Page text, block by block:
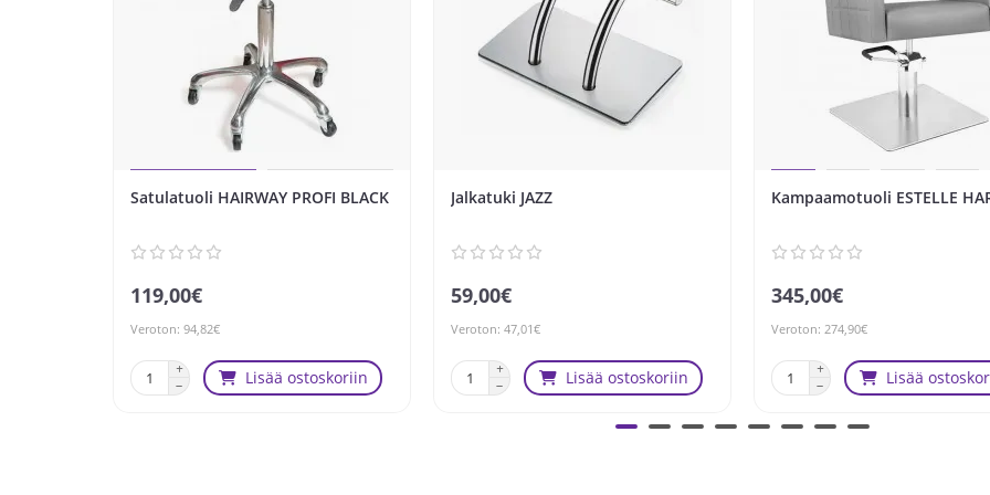
Satulatuoli HAIRWAY PROFI BLACK
119,00€
Veroton: 94,82€
Lisää ostoskoriin
Jalkatuki JAZZ
59,00€
Veroton: 47,01€
Lisää ostoskoriin
Kampaamotuoli ESTELLE
345,00€
Veroton: 274,90€
Lisää